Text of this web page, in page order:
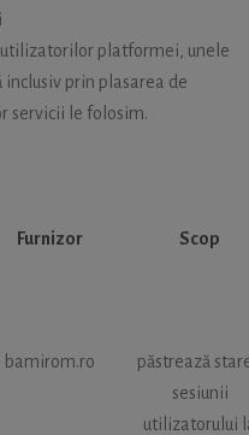
platformei, unele
prin plasarea de
servicii le folosim.
Furnizor Scop
bamirom.ro
păstrează
sesiunii
utilizatorului